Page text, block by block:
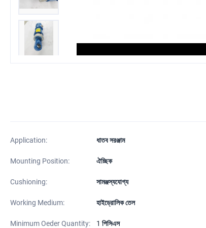
Application: ধাতব সরঞ্জাম
Mounting Position: ঐচ্ছিক
Cushioning: সামঞ্জস্যযোগ্য
Working Medium: হাইড্রোলিক তেল
Minimum Oeder Quantity: 1 পিসিএস